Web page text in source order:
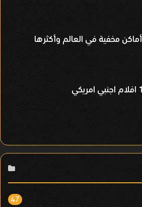
أغرب 7 أماكن مخفية في العالم وأكثرها
47